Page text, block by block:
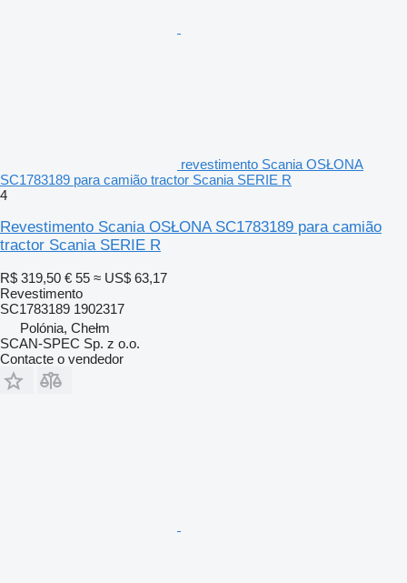
revestimento Scania OSŁONA
SC1783189 para camião tractor Scania SERIE R
4
Revestimento Scania OSŁONA SC1783189 para camião
tractor Scania SERIE R
R$ 319,50 € 55 ≈ US$ 63,17
Revestimento
SC1783189 1902317
Polónia, Chełm
SCAN-SPEC Sp. z o.o.
Contacte o vendedor